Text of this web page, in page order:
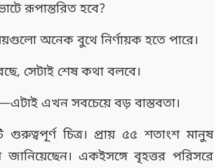
রূপান্তরিত হবে?
অনেক বুথে নির্ণায়ক হতে পারে।
সেটাই শেষ কথা বলবে।
এখন সবচেয়ে বড় বাস্তবতা।
চিত্র। প্রায় ৫৫ শতাংশ মানুষ
জানিয়েছেন। একইসঙ্গে বৃহত্তর পরিসরে